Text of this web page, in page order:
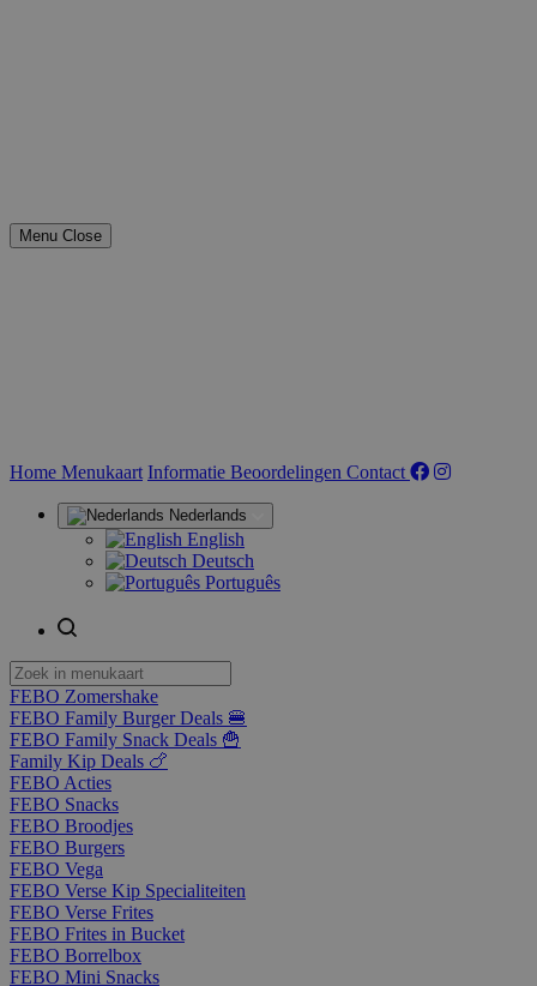
Menu Close
Home (huidige)
Menukaart Informatie Beoordelingen Contact
Nederlands
English
Deutsch
Português
FEBO Zomershake
FEBO Family Burger Deals 🍔
FEBO Family Snack Deals 🍟
Family Kip Deals 🍗
FEBO Acties
FEBO Snacks
FEBO Broodjes
FEBO Burgers
FEBO Vega
FEBO Verse Kip Specialiteiten
FEBO Verse Frites
FEBO Frites in Bucket
FEBO Borrelbox
FEBO Mini Snacks